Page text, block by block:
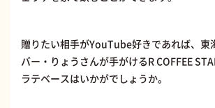
贈りたい相手がYouTube好きであれば、東
バー・りょうさんが手がけるR COFFEE
ラテベースはいかがでしょうか。